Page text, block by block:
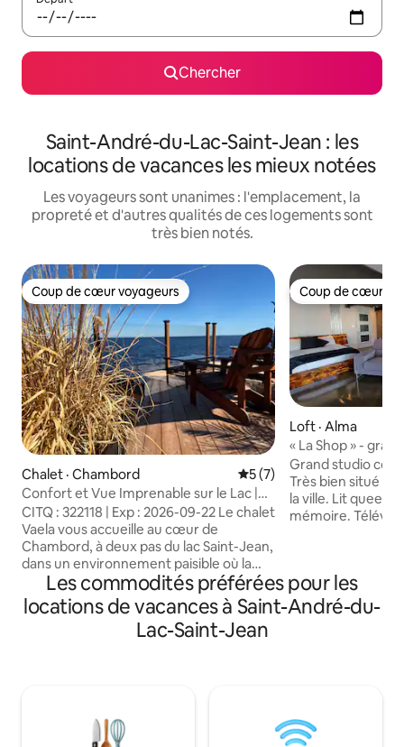
Chercher
Saint-André-du-Lac-Saint-Jean : les
locations de vacances les mieux notées
Les voyageurs sont unanimes : l'emplacement, la
propreté et d'autres qualités de ces logements sont
très bien notés.
Coup de cœur voyageurs
Coup de cœur voyageurs
Chalet · Chambord Note moyenne de 5 sur
5 (7)
Confort et Vue Imprenable sur le Lac |
Vaela
CITQ : 322118 | Exp : 2026-09-22 Le chalet
Vaela vous accueille au cœur de
Chambord, à deux pas du lac Saint-Jean,
dans un environnement paisible où la
nature règne en maître. Avec son
ambiance chaleureuse et son confort
bien pensé, c’est l’endroit parfait pour
décrocher du quotidien. Été comme
Coup de cœur
Coup de cœur
Loft · Alma
« La Shop » -
Grand studio
Très bien situé
la ville. Lit queen
mémoire.
goût du jour. Cuisine très fonctionnelle
et bien équipée.
commodités
Les commodités préférées pour les
locations de vacances à Saint-André-du-
Lac-Saint-Jean